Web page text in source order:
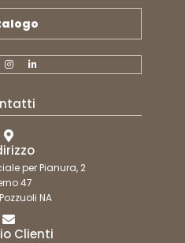
per Pianura, 2
47
NA
Clienti